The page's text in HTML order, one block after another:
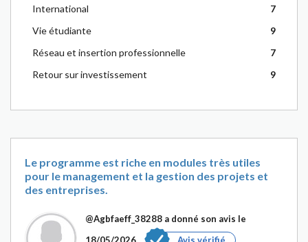
International
7
Vie étudiante
9
Réseau et insertion professionnelle
7
Retour sur investissement
9
Le programme est riche en modules très utiles
pour le management et la gestion des projets et
des entreprises.
@Agbfaeff_38288 a donné son avis le